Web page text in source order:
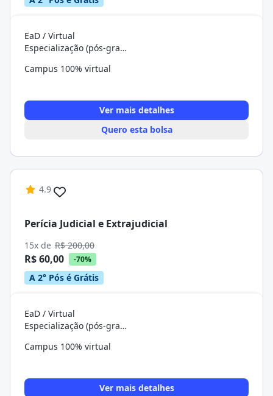
EaD / Virtual
Especialização (pós-graduação)
Campus 100% virtual
Ver mais detalhes
Quero esta bolsa
4.9
Perícia Judicial e Extrajudicial
15x de R$ 200,00
R$ 60,00 -70%
A 2° Pós é Grátis
EaD / Virtual
Especialização (pós-graduação)
Campus 100% virtual
Ver mais detalhes